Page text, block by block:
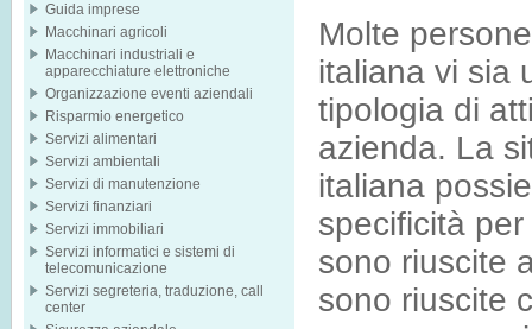
Molte
italiana vi sia
tipologia di
azienda. La
italiana
specificità
sono riuscite
sono riuscite
Guida imprese
Macchinari agricoli
Macchinari industriali e
apparecchiature elettroniche
Organizzazione eventi aziendali
Risparmio energetico
Servizi alimentari
Servizi ambientali
Servizi di manutenzione
Servizi finanziari
Servizi immobiliari
Servizi informatici e sistemi di
telecomunicazione
Servizi segreteria, traduzione, call
center